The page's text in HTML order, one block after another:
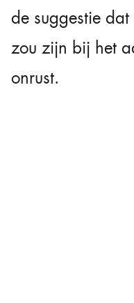
de suggestie
zou zijn bij het
onrust.